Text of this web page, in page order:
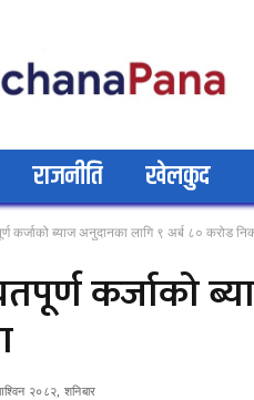
राजनीति खेलकुद
कर्जाको ब्याज अनुदानका लागि ९ अर्ब ८० करोड
कर्जाको
२०८२, शनिबार